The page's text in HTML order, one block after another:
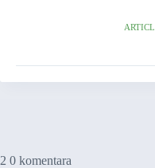
2 0 komentara